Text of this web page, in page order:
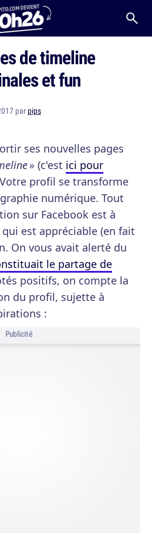
de timeline
et fun
parpips
ses nouvelles pages
» (c'est ici pour
profil se transforme
numérique. Tout
sur Facebook est à
est appréciable (en fait
On vous avait alerté du
le partage de
positifs, on compte la
du profil, sujette à
:
Publicité